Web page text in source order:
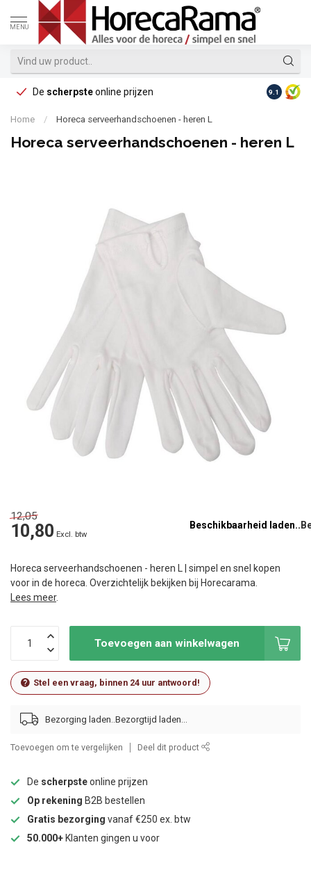
MENU
De scherpsteonline prijzen Op
9.1
Home / Horeca serveerhandschoenen - heren L
Horeca serveerhandschoenen - heren L
12,05
10,80 Excl. btw
Beschikbaarheid laden..
Horeca serveerhandschoenen - heren L | simpel en snel kopen
voor in de horeca. Overzichtelijk bekijken bij Horecarama.
Lees meer.
Toevoegen aan winkelwagen
Stel een vraag, binnen 24 uur antwoord!
Bezorging laden..
Toevoegen om te vergelijken Deel dit product
De scherpsteonline prijzen
Op rekening B2B bestellen
Gratis bezorging vanaf €250 ex. btw
50.000+ Klanten gingen u voor